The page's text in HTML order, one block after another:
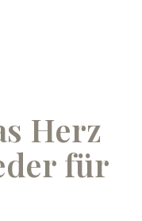
Herz
für